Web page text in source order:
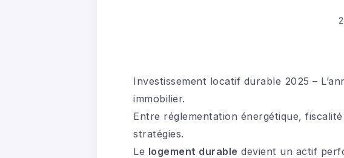
Investissement locatif durable 2025 –
immobilier.
Entre réglementation énergétique,
stratégies.
Le logement durable devient un actif